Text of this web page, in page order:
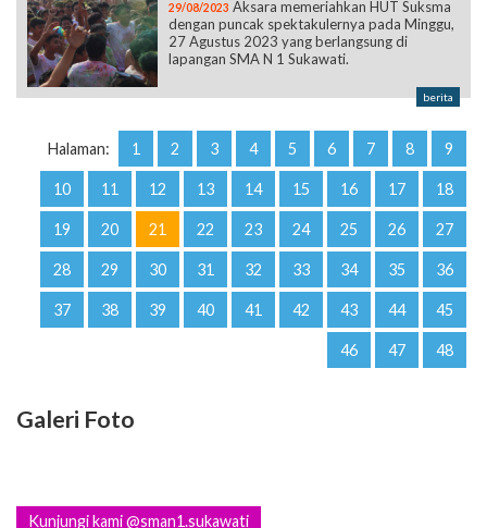
29/08/2023 Aksara memeriahkan HUT Suksma
dengan puncak spektakulernya pada Minggu,
27 Agustus 2023 yang berlangsung di
lapangan SMA N 1 Sukawati.
berita
Halaman: 1 2 3 4 5 6 7 8 9
10 11 12 13 14 15 16 17 18
19 20 21 22 23 24 25 26 27
28 29 30 31 32 33 34 35 36
37 38 39 40 41 42 43 44 45
46 47 48
Galeri Foto
Kunjungi kami @sman1.sukawati